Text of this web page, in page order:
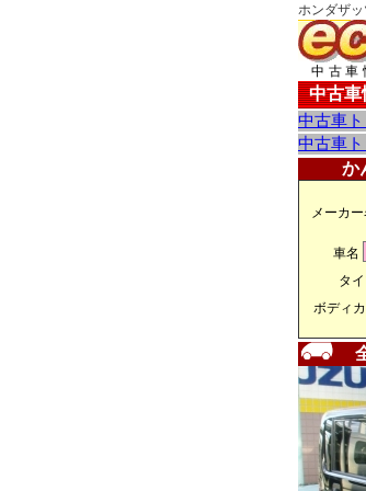
ホンダザ
中古車
中古車
中古車
中古車
か
メーカー
車名
タ
ボディ